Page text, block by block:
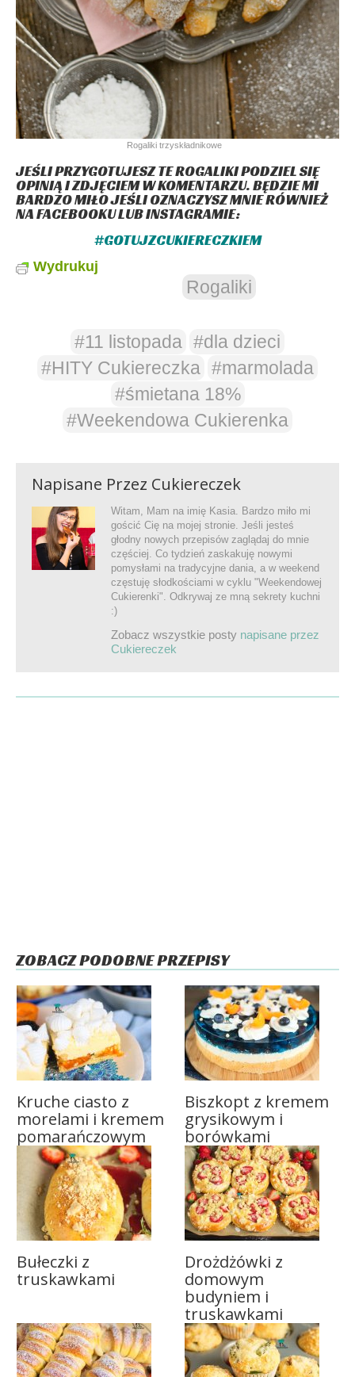
Rogaliki trzyskładnikowe
JEŚLI PRZYGOTUJESZ TE ROGALIKI PODZIEL SIĘ
OPINIĄ I ZDJĘCIEM W KOMENTARZU. BĘDZIE MI
BARDZO MIŁO JEŚLI OZNACZYSZ MNIE RÓWNIEŻ
NAFACEBOOKULUBINSTAGRAMIE:
#GOTUJZCUKIERECZKIEM
Wydrukuj
Rogaliki
#11 listopada #dla dzieci
#HITY Cukiereczka #marmolada
#śmietana 18%
#Weekendowa Cukierenka
Napisane Przez Cukiereczek
Witam, Mam na imię Kasia. Bardzo miło mi
gościć Cię na mojej stronie. Jeśli jesteś
głodny nowych przepisów zaglądaj do mnie
częściej. Co tydzień zaskakuję nowymi
pomysłami na tradycyjne dania, a w weekend
częstuję słodkościami w cyklu "Weekendowej
Cukierenki". Odkrywaj ze mną sekrety kuchni
:)
Zobacz wszystkie posty napisane przez
Cukiereczek
ZOBACZ PODOBNE PRZEPISY
Kruche ciasto z
morelami i kremem
pomarańczowym
Biszkopt z kremem
grysikowym i
borówkami
Bułeczki z
truskawkami
Drożdżówki z
domowym
budyniem i
truskawkami